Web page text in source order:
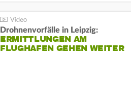
Drohnenvorfälle in Leipzig:
ERMITTLUNGEN AM
FLUGHAFEN GEHEN WEITER